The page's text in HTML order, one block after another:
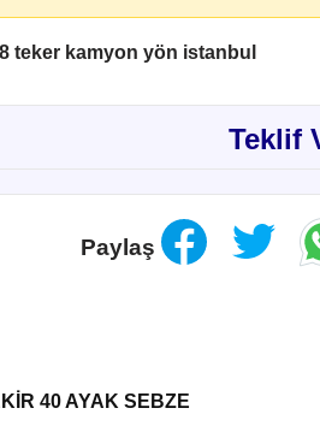
teker kamyon yön istanbul
Teklif
Paylaş
40 AYAK SEBZE